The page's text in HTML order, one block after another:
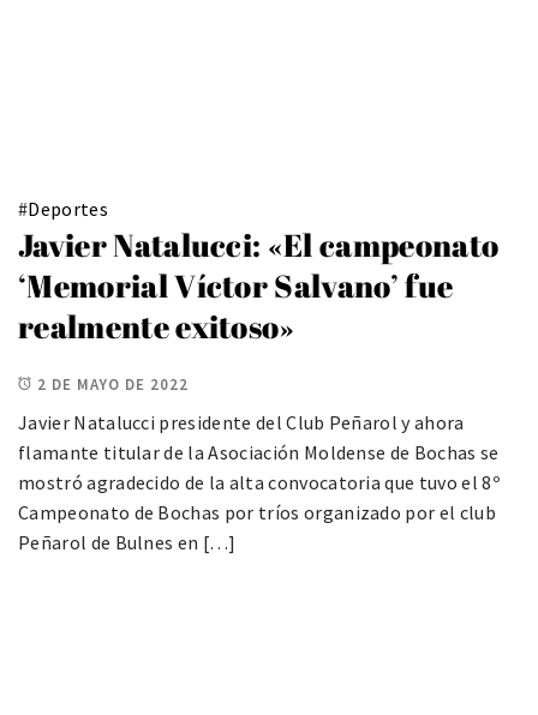
#Deportes
Javier Natalucci: «El campeonato
‘Memorial Víctor Salvano’ fue
realmente exitoso»
2 DE MAYO DE 2022
Javier Natalucci presidente del Club Peñarol y ahora
flamante titular de la Asociación Moldense de Bochas se
mostró agradecido de la alta convocatoria que tuvo el 8º
Campeonato de Bochas por tríos organizado por el club
Peñarol de Bulnes en […]